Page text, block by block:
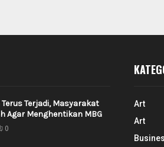
Terjadi, Masyarakat
Agar Menghentikan MBG
0
Art
Art